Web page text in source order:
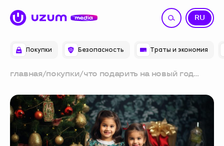
Покупки Безопасность Траты и экономия
RU
UZ
главная/покупки/что подарить на новый год